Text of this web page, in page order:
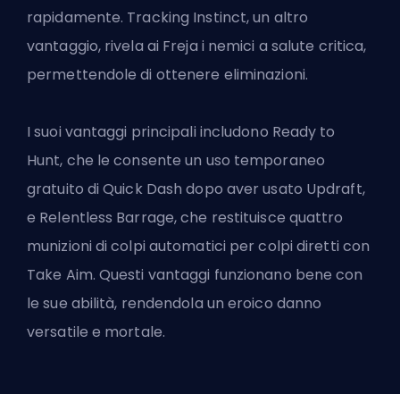
rapidamente. Tracking Instinct, un altro
vantaggio, rivela ai Freja i nemici a salute critica,
permettendole di ottenere eliminazioni.
I suoi vantaggi principali includono Ready to
Hunt, che le consente un uso temporaneo
gratuito di Quick Dash dopo aver usato Updraft,
e Relentless Barrage, che restituisce quattro
munizioni di colpi automatici per colpi diretti con
Take Aim. Questi vantaggi funzionano bene con
le sue abilità, rendendola un eroico danno
versatile e mortale.